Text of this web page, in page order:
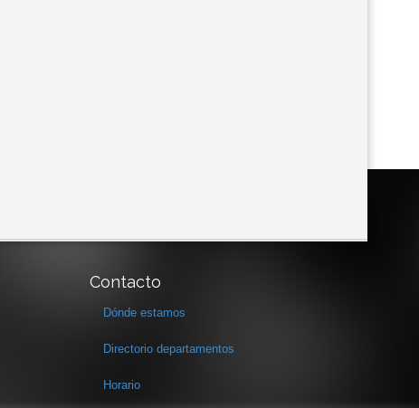
Contacto
Dónde estamos
Directorio departamentos
Horario